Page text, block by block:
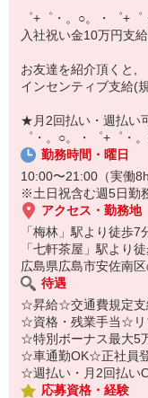
短期・期間限定・オ
上場/優良/大手企業
【スマホ面接実施中】
￣￣￣￣￣￣￣￣￣
自宅に居ながらスマホ
オンライン面談なので
即日登録もOK♪
気になった方はお気軽
゜+゜・。○。・゜+
入社祝い金10万円支
お友達を紹介頂くと,
インセンティブ支給(
★月2回払い・週払い
゜・。○。・゜+゜・
勤務時間・曜日
10:00〜21:00（実働
※土日祝含む週5日勤
アクセス・勤務地
「梅林」駅より徒歩7
「七軒茶屋」駅より
広島県広島市安佐南
待遇
☆昇給☆交通費規定
☆資格・残業手当☆リ
☆特別ボーナス最大5
☆車通勤OK☆正社員
☆週払い・月2回払い
応募資格・経験